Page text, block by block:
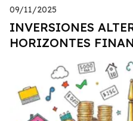
09/11/2025
INVERSIONES
HORIZONTES